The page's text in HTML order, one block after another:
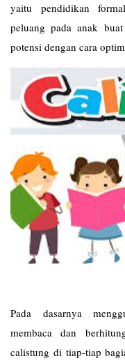
yaitu pendidikan
peluang pada anak
potensi dengan cara
Pada dasarnya
membaca dan
calistung di tiap-tiap